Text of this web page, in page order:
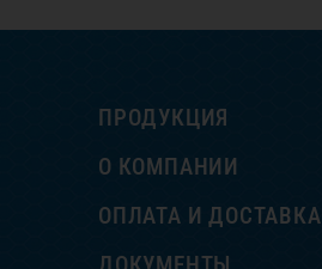
ПРОДУКЦИЯ
О КОМПАНИИ
ОПЛАТА И ДОСТАВКА